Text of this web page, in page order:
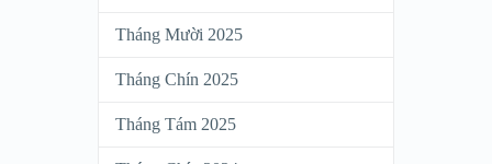
Tháng Mười 2025
Tháng Chín 2025
Tháng Tám 2025